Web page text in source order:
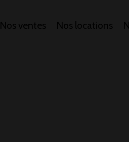
Nos ventes Nos locations